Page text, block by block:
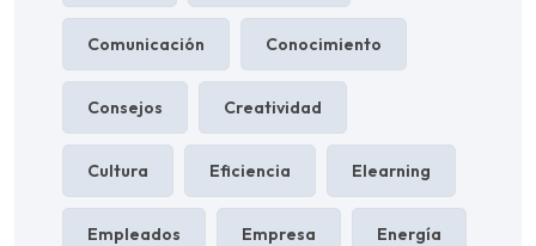
Comunicación Conocimiento
Consejos Creatividad
Cultura Eficiencia Elearning
Empleados Empresa Energía